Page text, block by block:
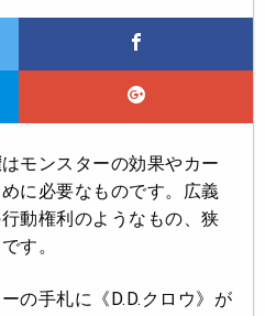
はモンスターの効果やカー
に必要なものです。広義
動権利のようなもの、狭
す。
の手札に《D.D.クロウ》が